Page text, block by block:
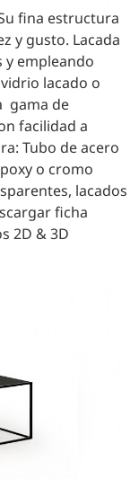
fina estructura
y gusto. Lacada
y empleando
lacado o
gama de
facilidad a
Tubo de acero
o cromo
lacados
ficha
2D & 3D